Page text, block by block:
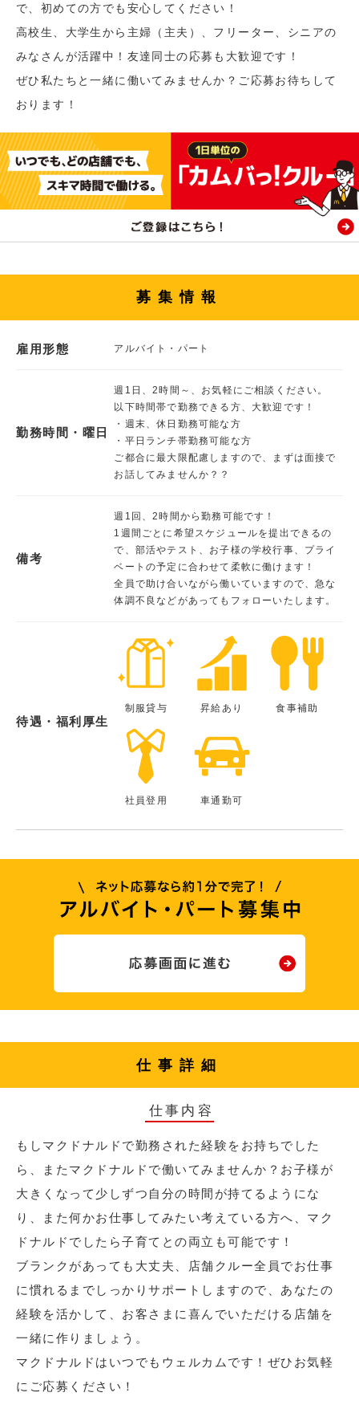
で、初めての方でも安心してください！
高校生、大学生から主婦（主夫）、フリーター、シニアの
みなさんが活躍中！友達同士の応募も大歓迎です！
ぜひ私たちと一緒に働いてみませんか？ご応募お待ちして
おります！
募集情報
雇用形態 アルバイト・パート
勤務時間・曜日
週1日、2時間～、お気軽にご相談ください。
以下時間帯で勤務できる方、大歓迎です！
・週末、休日勤務可能な方
・平日ランチ帯勤務可能な方
ご都合に最大限配慮しますので、まずは面接で
お話してみませんか？？
備考
週1回、2時間から勤務可能です！
1週間ごとに希望スケジュールを提出できるの
で、部活やテスト、お子様の学校行事、プライ
ベートの予定に合わせて柔軟に働けます！
全員で助け合いながら働いていますので、急な
体調不良などがあってもフォローいたします。
待遇・福利厚生
制服貸与 昇給あり 食事補助
社員登用 車通勤可
仕事詳細
仕事内容
もしマクドナルドで勤務された経験をお持ちでした
ら、またマクドナルドで働いてみませんか？お子様が
大きくなって少しずつ自分の時間が持てるようにな
り、また何かお仕事してみたい考えている方へ、マク
ドナルドでしたら子育てとの両立も可能です！
ブランクがあっても大丈夫、店舗クルー全員でお仕事
に慣れるまでしっかりサポートしますので、あなたの
経験を活かして、お客さまに喜んでいただける店舗を
一緒に作りましょう。
マクドナルドはいつでもウェルカムです！ぜひお気軽
にご応募ください！